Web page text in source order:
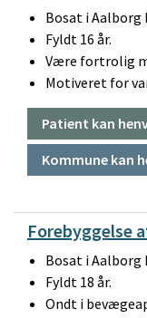
Bosat i Aalborg
Fyldt 16 år.
Være fortrolig
Motiveret for
Patient kan
Kommune kan
Forebyggelse
Bosat i Aalborg
Fyldt 18 år.
Ondt i